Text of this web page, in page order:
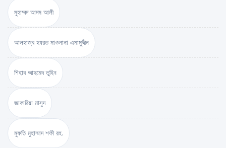
মুহাম্মদ আদম আলী
আলহাজ্ব হযরত মাওলানা এমামুদ্দীন
শিহাব আহমেদ তুহিন
জাকারিয়া মাসুদ
মুফতি মুহাম্মাদ শফী রহ.